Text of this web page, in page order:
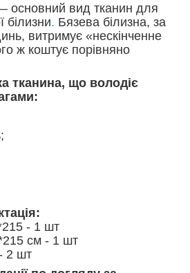
основний вид тканин для
білизни. Бязева білизна, за
витримує «нескінченне
ж коштує порівняно
тканина, що володіє
- 1 шт
см - 1 шт
2 шт